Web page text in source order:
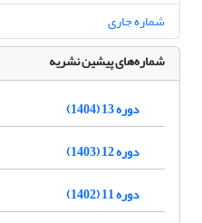
شماره جاری
شماره‌های پیشین نشریه
دوره 13 (1404)
دوره 12 (1403)
دوره 11 (1402)